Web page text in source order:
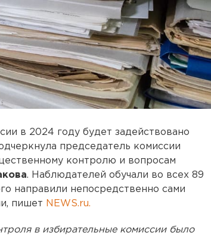
в 2024 году будет задействовано
председатель комиссии
контролю и вопросам
. Наблюдателей обучали во всех 89
направили непосредственно сами
пишет NEWS.ru.
в избирательные комиссии было